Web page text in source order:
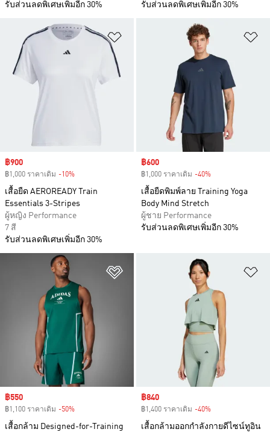
รับส่วนลดพิเศษเพิ่มอีก 30%
รับส่วนลดพิเศษเพิ่มอีก 30%
เพิ่มไปยังรายการสินค้าโปรด
Sale price
฿900
฿1,000 ราคาเดิม -10%
เสื้อยืด AEROREADY Train
Essentials 3-Stripes
ผู้หญิง Performance
7 สี
รับส่วนลดพิเศษเพิ่มอีก 30%
Sale price
฿600
฿1,000 ราคาเดิม -40%
เสื้อยืดพิมพ์ลาย Training Yoga
Body Mind Stretch
ผู้ชาย Performance
รับส่วนลดพิเศษเพิ่มอีก 30%
เพิ่มไปยังรายการสินค้าโปรด
Sale price
฿550
฿1,100 ราคาเดิม -50%
เสื้อกล้าม Designed-for-Training
Sale price
฿840
฿1,400 ราคาเดิม -40%
เสื้อกล้ามออกกำลังกายดีไซน์ทูอิน